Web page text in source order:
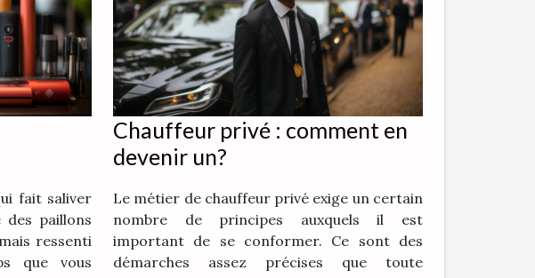
fait saliver
paillons
ressenti
que vous
Chauffeur privé : comment en
devenir un?
Le métier de chauffeur privé exige un certain
nombre de principes auxquels il est
important de se conformer. Ce sont des
démarches assez précises que toute